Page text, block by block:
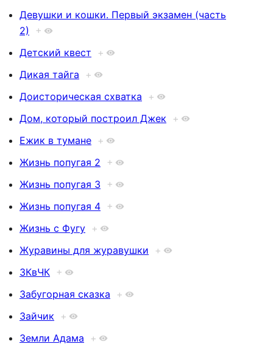
Девушки и кошки. Первый экзамен (часть
2)
+
Детский квест +
Дикая тайга +
Доисторическая схватка +
Дом, который построил Джек +
Ежик в тумане +
Жизнь попугая 2
+
Жизнь попугая 3
+
Жизнь попугая 4 +
Жизнь с Фугу +
Журавины для журавушки +
ЗКвЧК +
Забугорная сказка +
Зайчик +
Земли Адама +